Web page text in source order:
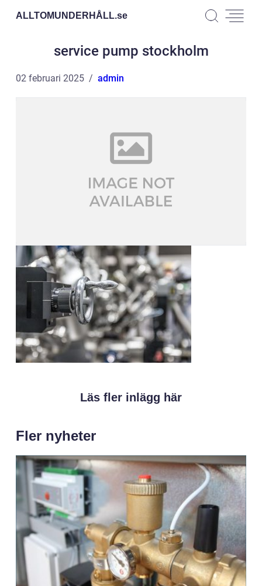
ALLTOMUNDERHÅLL.se
service pump stockholm
02 februari 2025 admin
Läs fler inlägg här
Fler nyheter